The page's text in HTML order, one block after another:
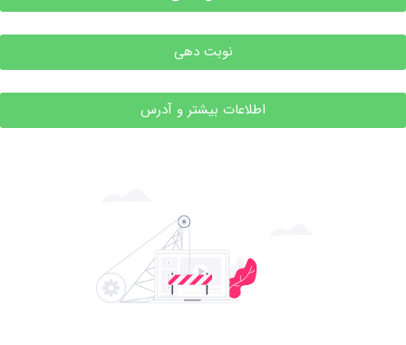
نوبت دهی
اطلاعات بیشتر و آدرس